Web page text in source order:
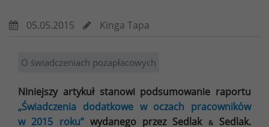
05.05.2015 Kinga Tapa
O świadczeniach pozapłacowych
Niniejszy artykuł stanowi podsumowanie raportu
„Świadczenia dodatkowe w oczach pracowników
w 2015 roku” wydanego przez Sedlak &Sedlak.